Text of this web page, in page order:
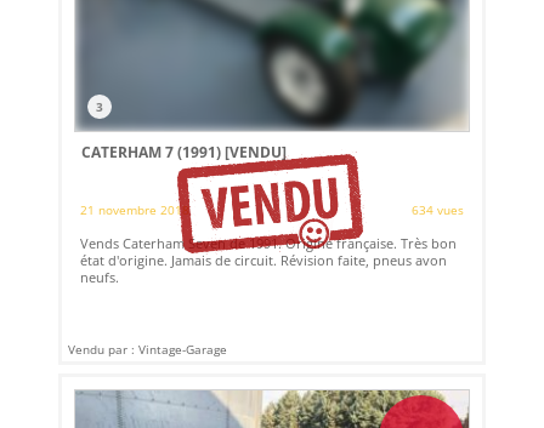
3
CATERHAM 7 (1991)[VENDU]
21 novembre 2018 634 vues
Vends Caterham Seven de 1991. Origine française. Très bon
état d'origine. Jamais de circuit. Révision faite, pneus avon
neufs.
Vendu par : Vintage-Garage